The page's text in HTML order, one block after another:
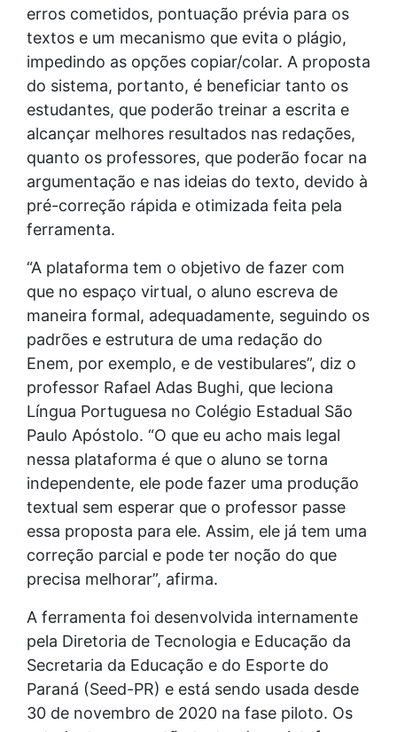
erros cometidos, pontuação prévia para os
textos e um mecanismo que evita o plágio,
impedindo as opções copiar/colar. A proposta
do sistema, portanto, é beneficiar tanto os
estudantes, que poderão treinar a escrita e
alcançar melhores resultados nas redações,
quanto os professores, que poderão focar na
argumentação e nas ideias do texto, devido à
pré-correção rápida e otimizada feita pela
ferramenta.
“A plataforma tem o objetivo de fazer com
que no espaço virtual, o aluno escreva de
maneira formal, adequadamente, seguindo os
padrões e estrutura de uma redação do
Enem, por exemplo, e de vestibulares”, diz o
professor Rafael Adas Bughi, que leciona
Língua Portuguesa no Colégio Estadual São
Paulo Apóstolo. “O que eu acho mais legal
nessa plataforma é que o aluno se torna
independente, ele pode fazer uma produção
textual sem esperar que o professor passe
essa proposta para ele. Assim, ele já tem uma
correção parcial e pode ter noção do que
precisa melhorar”, afirma.
A ferramenta foi desenvolvida internamente
pela Diretoria de Tecnologia e Educação da
Secretaria da Educação e do Esporte do
Paraná (Seed-PR) e está sendo usada desde
30 de novembro de 2020 na fase piloto. Os